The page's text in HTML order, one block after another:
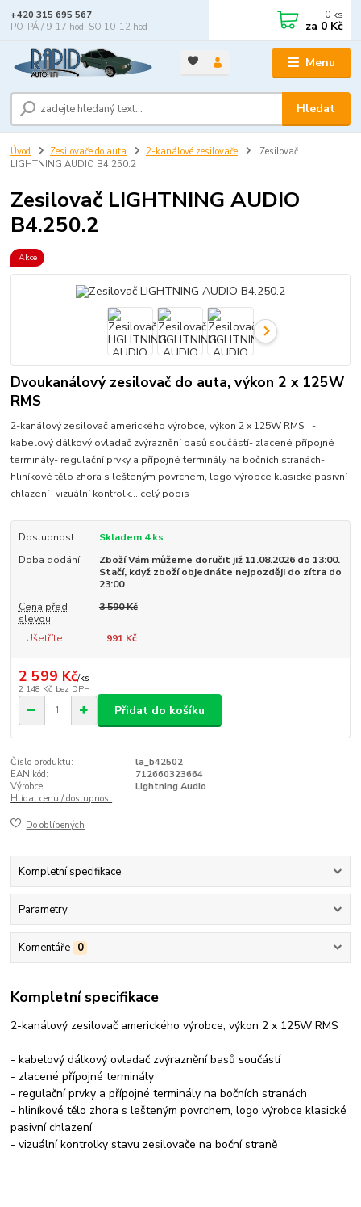
Menu
Hledat
+420 315 695 567
PO-PÁ / 9-17 hod, SO 10-12 hod
0 ks
za 0 Kč
Úvod Zesilovače do auta 2-kanálové zesilovače
Zesilovač
LIGHTNING AUDIO B4.250.2
Zesilovač LIGHTNING AUDIO
B4.250.2
Akce
Dvoukanálový zesilovač do auta, výkon 2 x 125W
RMS
2-kanálový zesilovač amerického výrobce, výkon 2 x 125W RMS -
kabelový dálkový ovladač zvýraznění basů součástí- zlacené přípojné
terminály- regulační prvky a přípojné terminály na bočních stranách-
hliníkové tělo zhora s lešteným povrchem, logo výrobce klasické pasivní
chlazení- vizuální kontrolk... celý popis
Dostupnost
Skladem 4 ks
Doba dodání
Zboží Vám můžeme doručit již 11.08.2026 do 13:00.
Stačí, když zboží objednáte nejpozději do zítra do
23:00
Cena před
slevou
3 590 Kč
Ušetříte 991 Kč
2 599 Kč/ks
2 148 Kč bez DPH
Přidat do košíku
Číslo produktu:
la_b42502
EAN kód:
712660323664
Výrobce:
Lightning Audio
Hlídat cenu / dostupnost
Do oblíbených
Kompletní specifikace
Parametry
Komentáře 0
Kompletní specifikace
2-kanálový zesilovač amerického výrobce, výkon 2 x 125W RMS
- kabelový dálkový ovladač zvýraznění basů součástí
- zlacené přípojné terminály
- regulační prvky a přípojné terminály na bočních stranách
- hliníkové tělo zhora s lešteným povrchem, logo výrobce klasické
pasivní chlazení
- vizuální kontrolky stavu zesilovače na boční straně